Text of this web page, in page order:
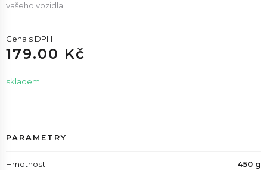
vašeho vozidla.
Cena s DPH
179.00 Kč
skladem
PARAMETRY
Hmotnost 450 g